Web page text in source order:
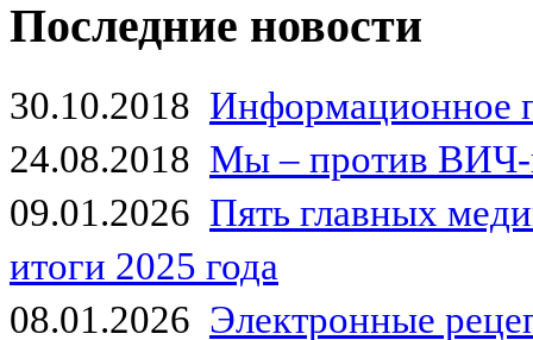
Последние новости
30.10.2018 Информационное
24.08.2018 Мы – против
09.01.2026 Пять главных
итоги 2025 года
08.01.2026 Электронные